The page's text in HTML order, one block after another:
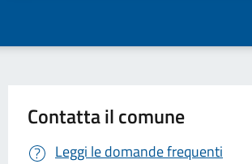
Contatta il comune
Leggi le domande frequenti